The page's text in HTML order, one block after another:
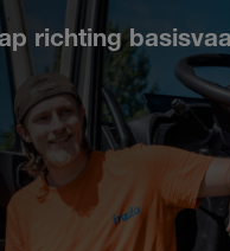
richting